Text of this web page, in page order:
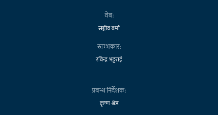
वेब:
सञ्जीव बर्मा
स्तम्भकार:
रविन्द्र भट्टराई
प्रबन्ध निर्देशक:
कृष्ण श्रेष्ठ